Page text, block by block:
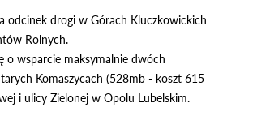
odcinek drogi w Górach Kluczkowickich
Rolnych.
o wsparcie maksymalnie dwóch
Komaszycach (528mb - koszt 615
i ulicy Zielonej w Opolu Lubelskim.